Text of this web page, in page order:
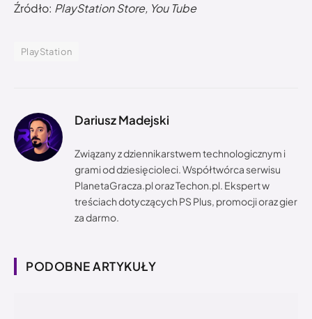
Źródło: PlayStation Store, You Tube
PlayStation
Dariusz Madejski
Związany z dziennikarstwem technologicznym i
grami od dziesięcioleci. Współtwórca serwisu
PlanetaGracza.pl oraz Techon.pl. Ekspert w
treściach dotyczących PS Plus, promocji oraz gier
za darmo.
PODOBNE ARTYKUŁY